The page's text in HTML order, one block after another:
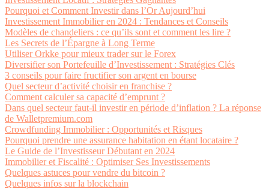
Pourquoi et Comment Investir dans l’Or Aujourd’hui
Investissement Immobilier en 2024 : Tendances et Conseils
Modèles de chandeliers : ce qu’ils sont et comment les lire ?
Les Secrets de l’Épargne à Long Terme
Utiliser Orkke pour mieux trader sur le Forex
Diversifier son Portefeuille d’Investissement : Stratégies Clés
3 conseils pour faire fructifier son argent en bourse
Quel secteur d’activité choisir en franchise ?
Comment calculer sa capacité d’emprunt ?
Dans quel secteur faut-il investir en période d’inflation ? La réponse
de Walletpremium.com
Crowdfunding Immobilier : Opportunités et Risques
Pourquoi prendre une assurance habitation en étant locataire ?
Le Guide de l’Investisseur Débutant en 2024
Immobilier et Fiscalité : Optimiser Ses Investissements
Quelques astuces pour vendre du bitcoin ?
Quelques infos sur la blockchain